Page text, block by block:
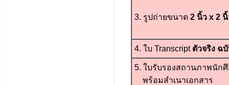
3. รูปถ่ายขนาด 2 นิ้ว x 2
4. ใบ Transcript ตัวจริง ฉ
5. ใบรับรองสถานภาพนัก
พร้อมสำเนาเอกสาร